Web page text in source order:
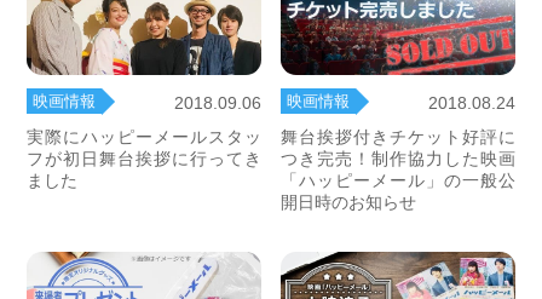
映画情報
2018.09.06
実際にハッピーメールスタッ
フが初日舞台挨拶に行ってき
ました
映画情報
2018.08.24
舞台挨拶付きチケット好評に
つき完売！制作協力した映画
「ハッピーメール」の一般公
開日時のお知らせ